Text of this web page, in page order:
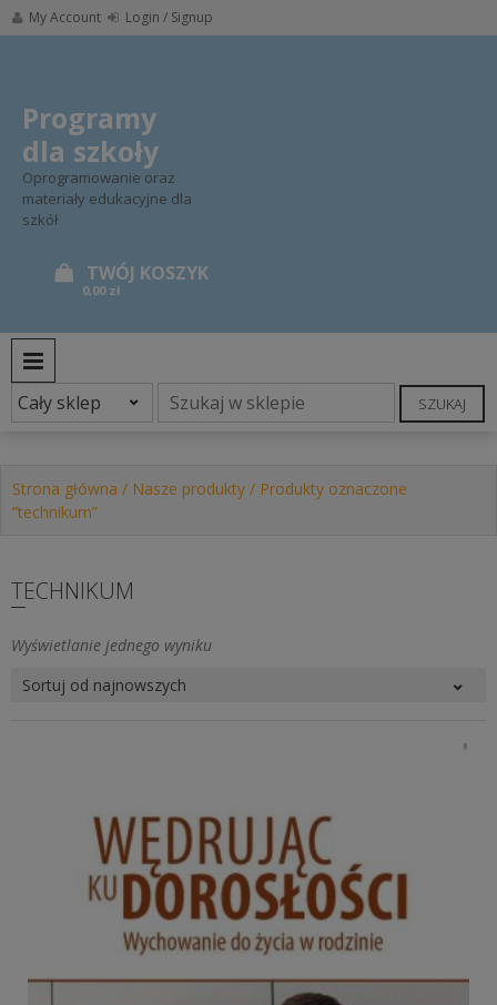
Skip
to
My Account Login / Signup
Programy
dla szkoły
Oprogramowanie oraz
materiały edukacyjne dla
szkół
0,00 zł
SZUKAJ
Strona główna / Nasze produkty / Produkty oznaczone
“technikum”
TECHNIKUM
Wyświetlanie jednego wyniku